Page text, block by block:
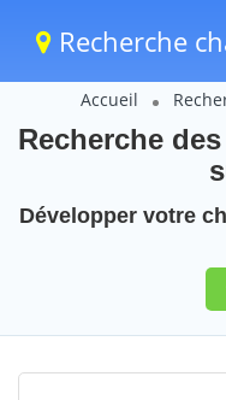
Recherche
Accueil
Recherche
Développer votre